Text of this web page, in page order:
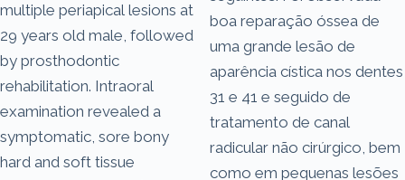
multiple periapical lesions at
29 years old male, followed
by prosthodontic
rehabilitation. Intraoral
examination revealed a
symptomatic, sore bony
hard and soft tissue
boa reparação óssea de
uma grande lesão de
aparência cística nos dentes
31 e 41 e seguido de
tratamento de canal
radicular não cirúrgico, bem
como em pequenas lesões